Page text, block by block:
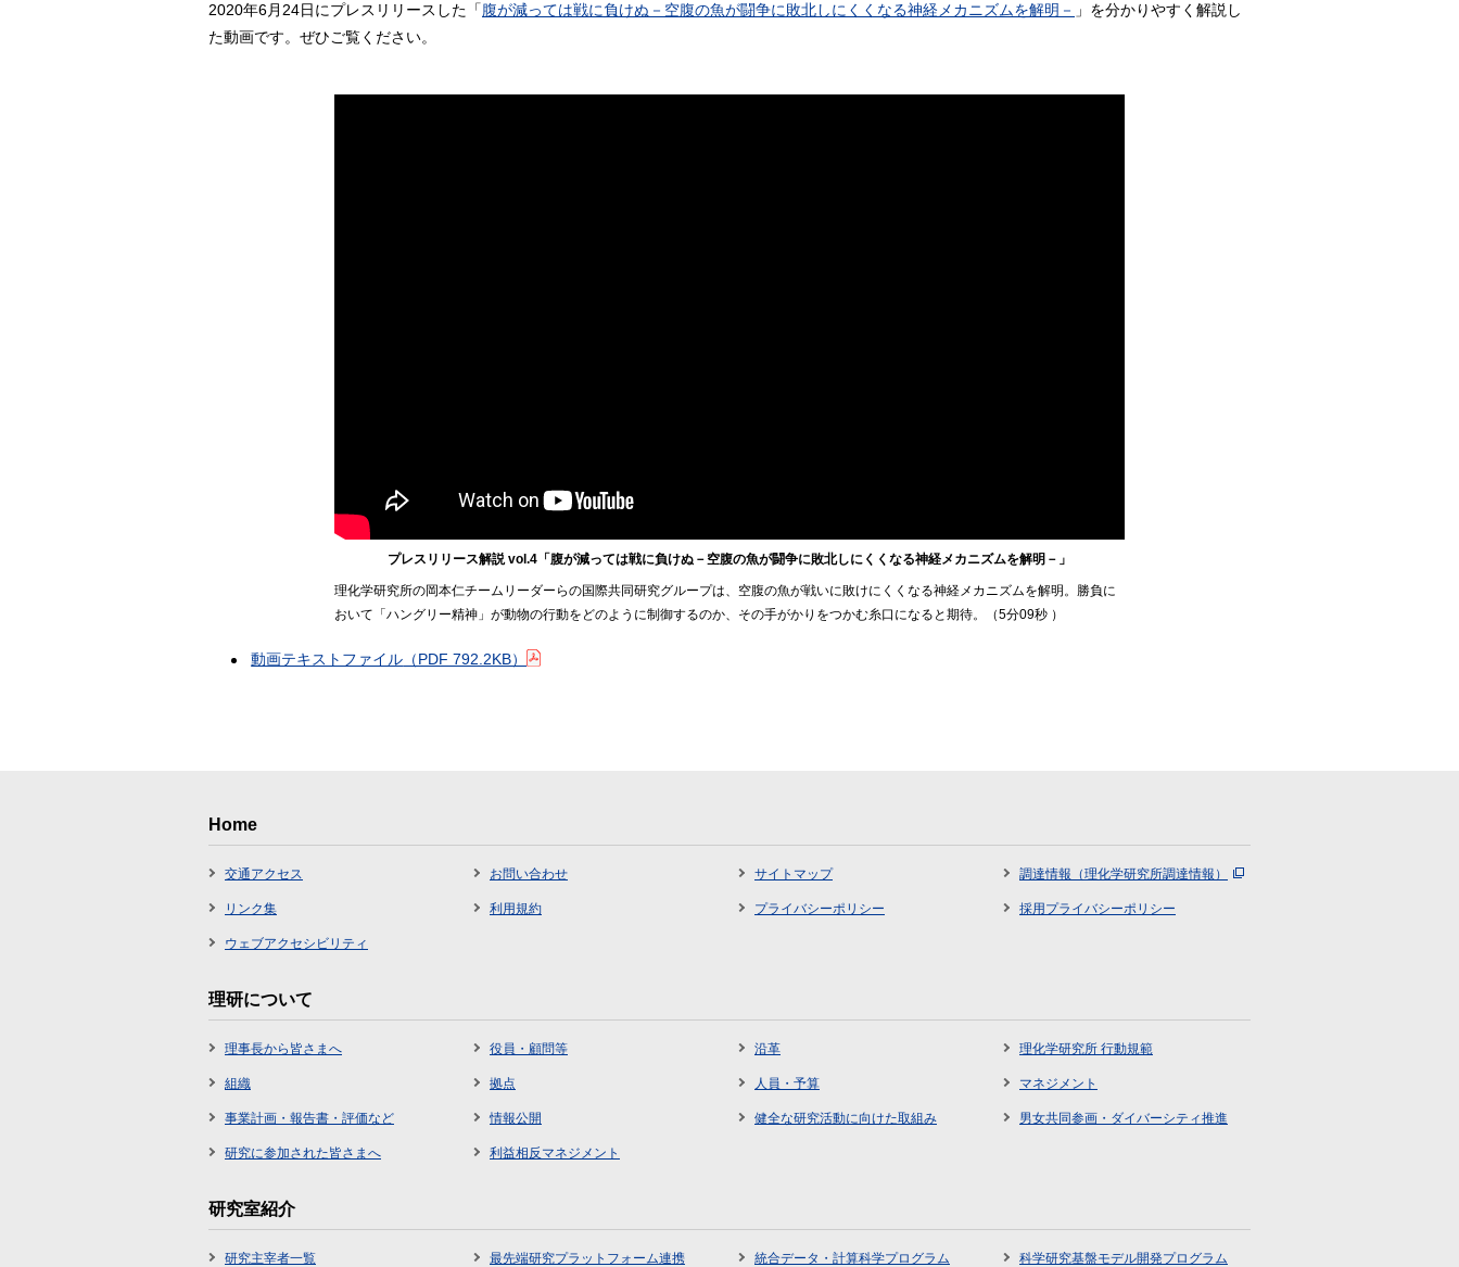
2020年6月24日にプレスリリースした「腹が減っては戦に負けぬ－空腹の魚が闘争に敗北しにくくなる神経メカニズムを解明－ 」を分かりやすく解説し
た動画です。ぜひご覧ください。
プレスリリース解説 vol.4「腹が減っては戦に負けぬ－空腹の魚が闘争に敗北しにくくなる神経メカニズムを解明－」
理化学研究所の岡本仁チームリーダーらの国際共同研究グループは、空腹の魚が戦いに敗けにくくなる神経メカニズムを解明。勝負に
おいて「ハングリー精神」が動物の行動をどのように制御するのか、その手がかりをつかむ糸口になると期待。（5分09秒 ）
動画テキストファイル （PDF 792.2KB）
Home
交通アクセス お問い合わせ サイトマップ 調達情報（理化学研究所調達情報）
リンク集 利用規約 プライバシーポリシー 採用プライバシーポリシー
ウェブアクセシビリティ
理研について
理事長から皆さまへ 役員・顧問等 沿革 理化学研究所 行動規範
組織 拠点 人員・予算 マネジメント
事業計画・報告書・評価など 情報公開 健全な研究活動に向けた取組み 男女共同参画・ダイバーシティ推進
研究に参加された皆さまへ 利益相反マネジメント
研究室紹介
研究主宰者一覧
最先端研究プラットフォーム連携
統合データ・計算科学プログラム 科学研究基盤モデル開発プログラム